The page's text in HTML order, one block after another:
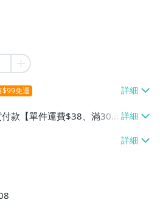
$99免運
付款【單件運費$38、滿30
免運費】、萊爾富取貨
$60、滿30件或消費滿$10
局掛號【單件運費$50、
$20000免運費】